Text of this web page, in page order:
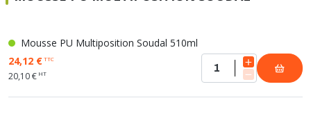
Mousse PU Multiposition Soudal 510ml
24,12 €TTC
20,10 € HT